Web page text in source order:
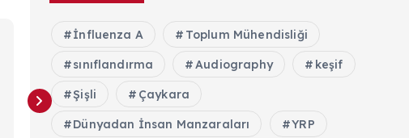
İnfluenza A Toplum Mühendisliği
sınıflandırma Audiography keşif
Şişli Çaykara
Dünyadan İnsan Manzaraları YRP